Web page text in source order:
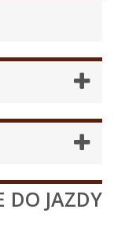
DO JAZDY